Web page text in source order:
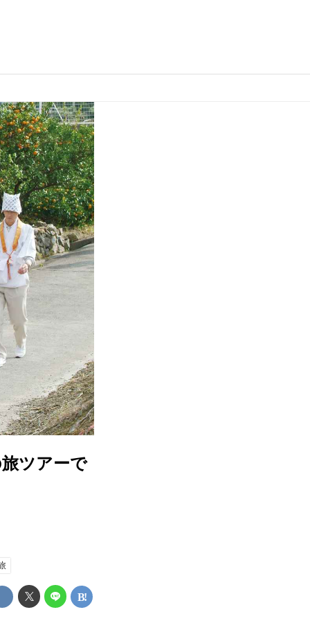
ツアーで